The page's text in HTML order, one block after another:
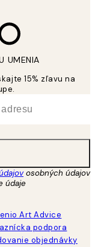
UMENIA
15% zľavu na
osobných údajov
údaje
Art Advice
podpora
objednávky